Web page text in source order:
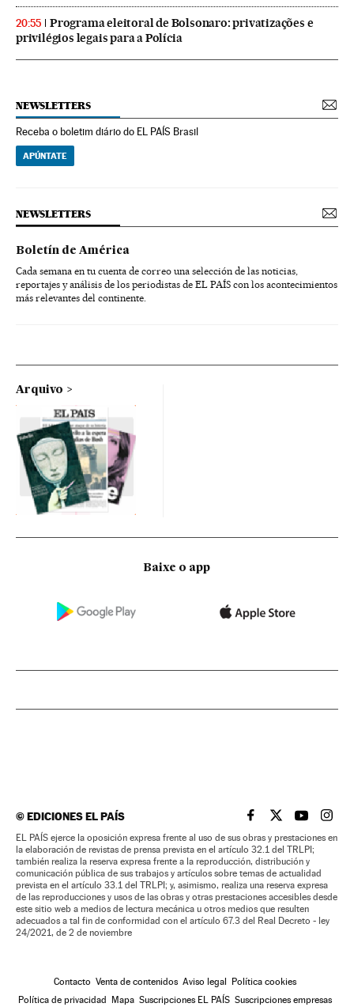
20:55
Programa eleitoral de Bolsonaro: privatizações e
privilégios legais para a Polícia
NEWSLETTERS
Receba o boletim diário do EL PAÍS Brasil
APÚNTATE
NEWSLETTERS
Boletín de América
Cada semana en tu cuenta de correo una selección de las noticias,
reportajes y análisis de los periodistas de EL PAÍS con los acontecimientos
más relevantes del continente.
Arquivo
Baixe o app
©EDICIONES EL PAÍS EL PAÍS BRASIL EN
EL PAÍSEL PAÍS
EL
EL PAÍS ejerce la oposición expresa frente al uso de sus obras y prestaciones en
la elaboración de revistas de prensa prevista en el artículo 32.1 del TRLPI;
también realiza la reserva expresa frente a la reproducción, distribución y
comunicación pública de sus trabajos y artículos sobre temas de actualidad
prevista en el artículo 33.1 del TRLPI; y, asimismo, realiza una reserva expresa
de las reproducciones y usos de las obras y otras prestaciones accesibles desde
este sitio web a medios de lectura mecánica u otros medios que resulten
adecuados a tal fin de conformidad con el artículo 67.3 del Real Decreto - ley
24/2021, de 2 de noviembre
Contacto Venta de contenidos Aviso legal Política cookies
Política de privacidad Mapa Suscripciones EL PAÍS Suscripciones empresas